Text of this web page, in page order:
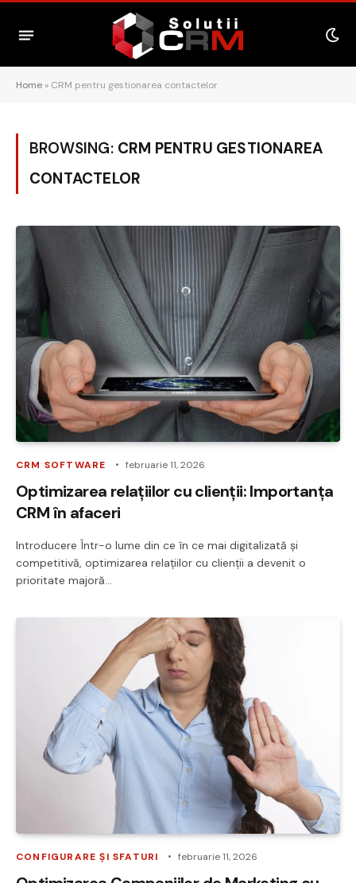
Home » CRM pentru gestionarea contactelor
BROWSING: CRM PENTRU GESTIONAREA
CONTACTELOR
CRM SOFTWARE februarie 11, 2026
Optimizarea relațiilor cu clienții: Importanța
CRM în afaceri
Introducere Într-o lume din ce în ce mai digitalizată și
competitivă, optimizarea relațiilor cu clienții a devenit o
prioritate majoră…
CONFIGURARE ȘI SFATURI februarie 11, 2026